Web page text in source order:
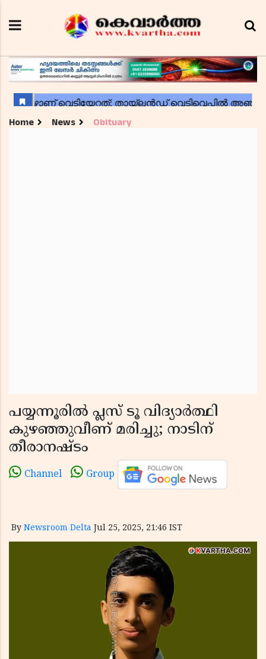
Home News Obituary
പയ്യന്നൂരിൽ പ്ലസ് ടൂ വിദ്യാർത്ഥി
കുഴഞ്ഞുവീണ് മരിച്ചു; നാടിന്
തീരാനഷ്ടം
Channel Group
By Newsroom Delta Jul 25, 2025, 21:46 IST